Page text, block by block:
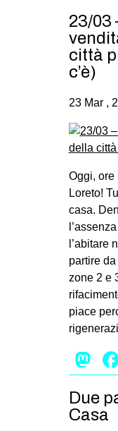
23/03
città
c’è)
23 Mar ,
Oggi, ore
Loreto!
casa.
l’abitare
partire
zone 2 e
piace
Due
Casa